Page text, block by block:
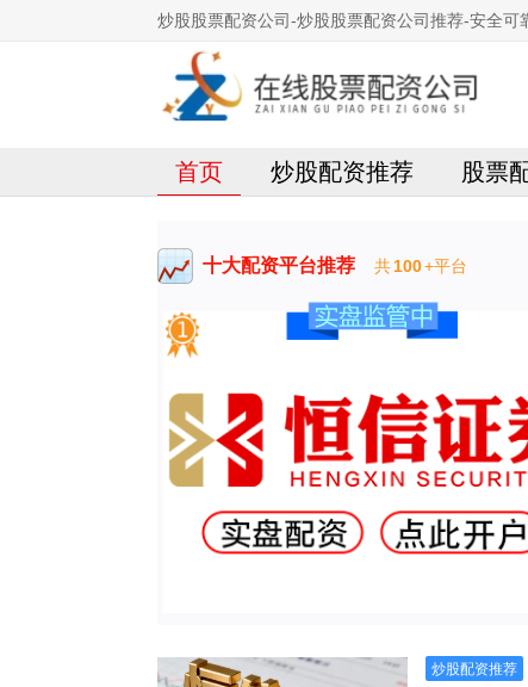
炒股股票配资公司-炒股股票配资公司推荐-安全可
首页 炒股配资推荐 股票
十大配资平台推荐 共100+平台
炒股配资推荐